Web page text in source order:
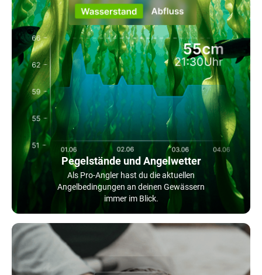
Pegelstände und Angelwetter
Als Pro-Angler hast du die aktuellen
Angelbedingungen an deinen Gewässern
immer im Blick.